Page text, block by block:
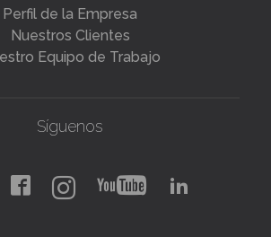
Perfil de la Empresa
Nuestros Clientes
Equipo de Trabajo
Síguenos